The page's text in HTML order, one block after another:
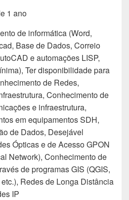
1 ano
de informática (Word,
Base de Dados, Correio
e automações LISP,
Ter disponibilidade para
de Redes,
Conhecimento de
e infraestrutura,
em equipamentos SDH,
de Dados, Desejável
Ópticas e de Acesso GPON
Network), Conhecimento de
de programas GIS (QGIS,
Redes de Longa Distância
IP